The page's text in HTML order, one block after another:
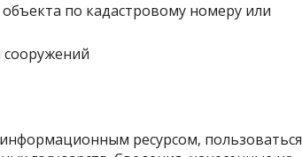
по кадастровому номеру или
сооружений
информационным ресурсом, пользоваться